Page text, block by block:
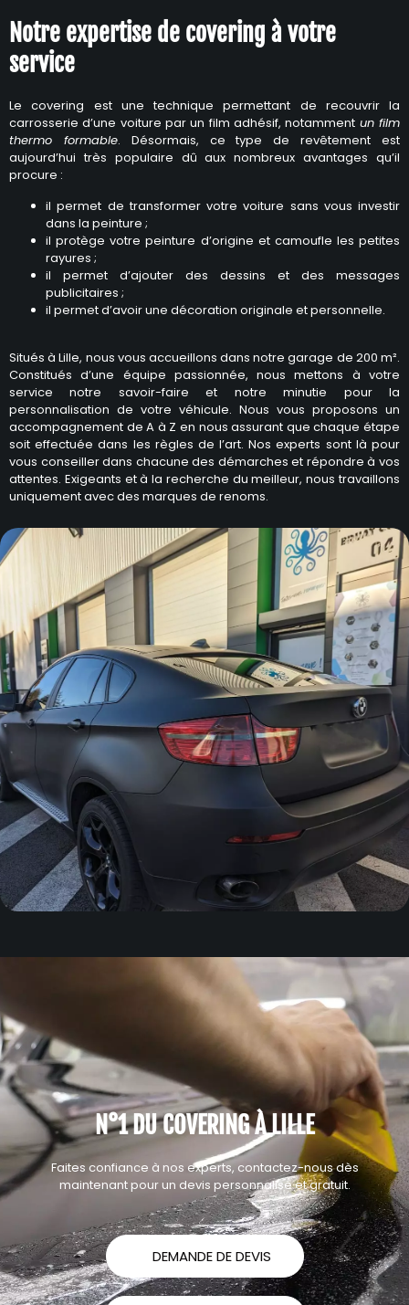
Notre expertise de covering à votre
service
Le covering est une technique permettant de recouvrir la
carrosserie d’une voiture par un film adhésif, notamment un film
thermo formable. Désormais, ce type de revêtement est
aujourd’hui très populaire dû aux nombreux avantages qu’il
procure :
il permet de transformer votre voiture sans vous investir
dans la peinture ;
il protège votre peinture d’origine et camoufle les petites
rayures ;
il permet d’ajouter des dessins et des messages
publicitaires ;
il permet d’avoir une décoration originale et personnelle.
Situés à Lille, nous vous accueillons dans notre garage de 200 m².
Constitués d’une équipe passionnée, nous mettons à votre
service notre savoir-faire et notre minutie pour la
personnalisation de votre véhicule. Nous vous proposons un
accompagnement de A à Z en nous assurant que chaque étape
soit effectuée dans les règles de l’art. Nos experts sont là pour
vous conseiller dans chacune des démarches et répondre à vos
attentes. Exigeants et à la recherche du meilleur, nous travaillons
uniquement avec des marques de renoms.
N°1 DU COVERING À LILLE
Faites confiance à nos experts, contactez-nous dès
maintenant pour un devis personnalisé et gratuit.
DEMANDE DE DEVIS